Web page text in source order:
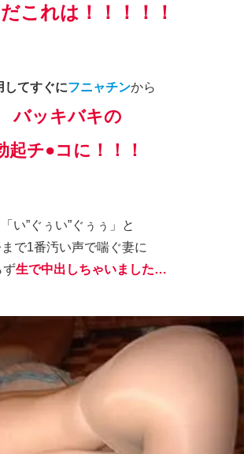
これは！！！！！
してすぐにフニャチンから
バッキバキの
起チ●コに！！！
「い”ぐぅい”ぐぅぅ」
と
で1番汚い声で喘ぐ妻に
ず生で中出しちゃいました…